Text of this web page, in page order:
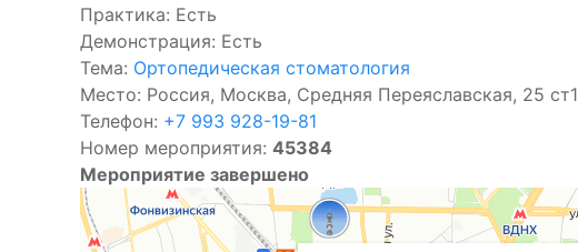
Практика: Есть
Демонстрация: Есть
Тема: Ортопедическая стоматология
Место: Россия, Москва, Средняя Переяславская, 25 ст1
Телефон: +7 993 928-19-81
Номер мероприятия: 45384
Мероприятие завершено
Денталворкшоп
Учебный центр в Москве
Дополнительное образование в Москве